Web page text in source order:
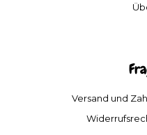
Versand und